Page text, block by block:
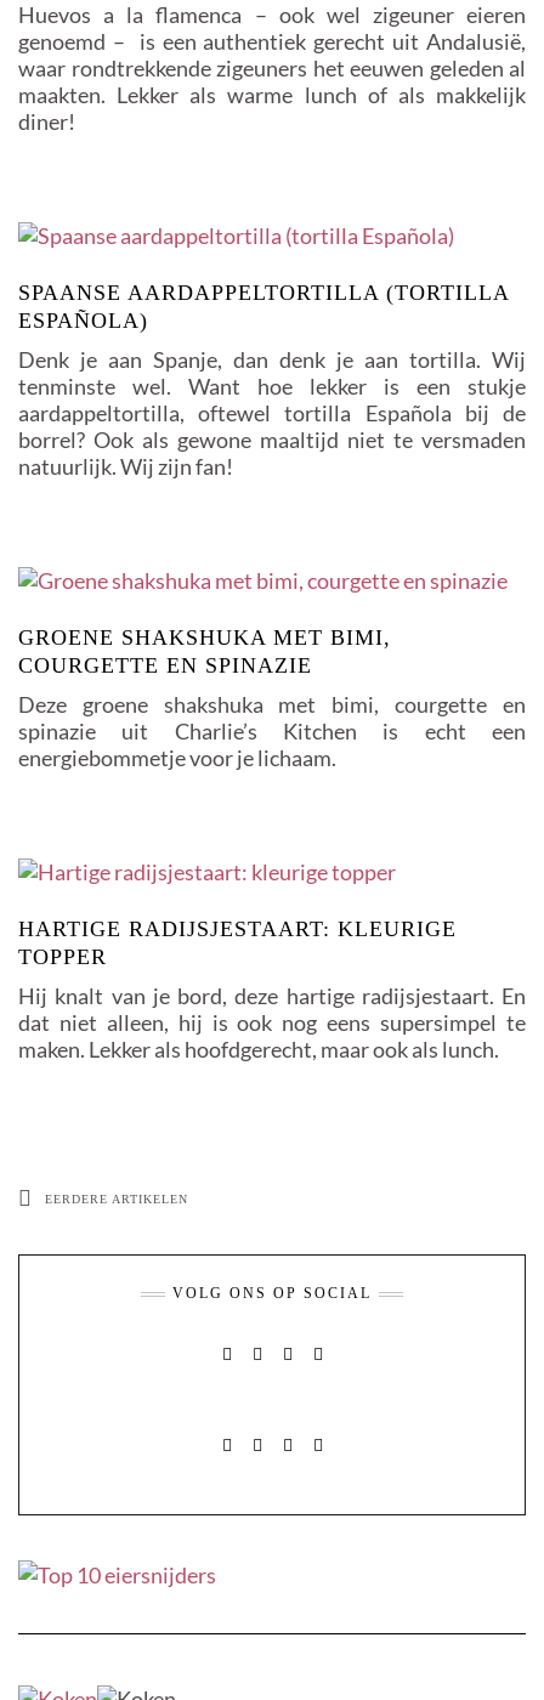
Huevos a la flamenca – ook wel zigeuner eieren
genoemd – is een authentiek gerecht uit Andalusië,
waar rondtrekkende zigeuners het eeuwen geleden al
maakten. Lekker als warme lunch of als makkelijk
diner!
SPAANSE AARDAPPELTORTILLA (TORTILLA
ESPAÑOLA)
Denk je aan Spanje, dan denk je aan tortilla. Wij
tenminste wel. Want hoe lekker is een stukje
aardappeltortilla, oftewel tortilla Española bij de
borrel? Ook als gewone maaltijd niet te versmaden
natuurlijk. Wij zijn fan!
GROENE SHAKSHUKA MET BIMI,
COURGETTE EN SPINAZIE
Deze groene shakshuka met bimi, courgette en
spinazie uit Charlie’s Kitchen is echt een
energiebommetje voor je lichaam.
HARTIGE RADIJSJESTAART: KLEURIGE
TOPPER
Hij knalt van je bord, deze hartige radijsjestaart. En
dat niet alleen, hij is ook nog eens supersimpel te
maken. Lekker als hoofdgerecht, maar ook als lunch.
EERDERE ARTIKELEN
VOLG ONS OP SOCIAL